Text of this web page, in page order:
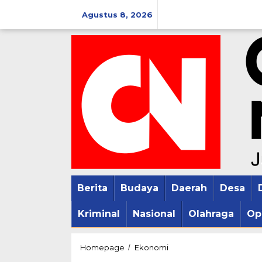
konten
Agustus 8, 2026
Berita Budaya Daerah Desa
Kriminal Nasional Olahraga
Homepage / EkonomiBapanas